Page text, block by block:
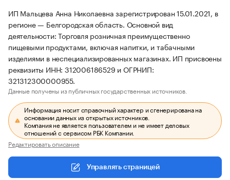
ИП Мальцева Анна Николаевна зарегистрирован 15.01.2021, в
регионе — Белгородская область. Основной вид
деятельности: Торговля розничная преимущественно
пищевыми продуктами, включая напитки, и табачными
изделиями в неспециализированных магазинах. ИП присвоены
реквизиты ИНН: 312006186529 и ОГРНИП:
321312300000955.
Данные получены из публичных государственных источников.
Информация носит справочный характер и сгенерирована на
основании данных из открытых источников.
Компания не является пользователем и не имеет деловых
отношений с сервисом РБК Компании.
Редактировать описание
Управлять страницей